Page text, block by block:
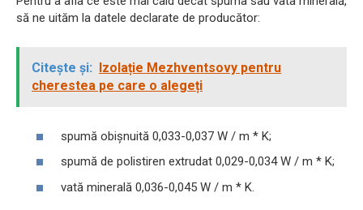
să ne uităm la datele declarate de producător:
Citește și: Izolație Mezhventsovy pentru
cherestea pe care o alegeți
spumă obișnuită 0,033-0,037 W / m * K;
spumă de polistiren extrudat 0,029-0,034 W / m * K;
vată minerală 0,036-0,045 W / m * K.